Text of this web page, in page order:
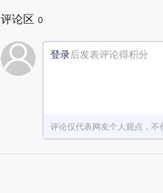
评论区 0
登录后发表评论得积分
评论仅代表网友个人观点，不